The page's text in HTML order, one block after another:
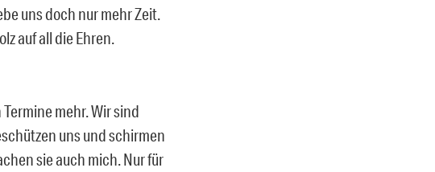
uns doch nur mehr Zeit.
auf all die Ehren.
mehr. Wir sind
uns und schirmen
sie auch mich. Nur für